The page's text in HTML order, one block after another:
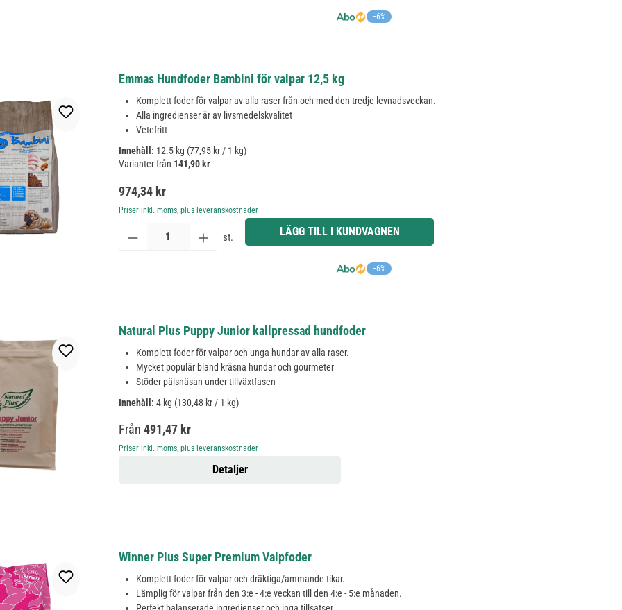
−6%
Emmas Hundfoder Bambini för valpar 12,5 kg
Komplett foder för valpar av alla raser från och med den tredje levnadsveckan.
Alla ingredienser är av livsmedelskvalitet
Vetefritt
Innehåll: 12.5 kg (77,95 kr / 1 kg)
Varianter från 141,90 kr
Ordinarie pris:
974,34 kr
Priser inkl. moms, plus leveranskostnader
−6%
Produktkvantitet: Ange önskat belopp eller använd knapparna för att öka eller minska kvantiteten.
st. LÄGG TILL I KUNDVAGNEN
Natural Plus Puppy Junior kallpressad hundfoder
Komplett foder för valpar och unga hundar av alla raser.
Mycket populär bland kräsna hundar och gourmeter
Stöder pälsnäsan under tillväxtfasen
Innehåll:4 kg (130,48 kr / 1 kg)
Ordinarie pris:
Från491,47 kr
Priser inkl. moms, plus leveranskostnader
Detaljer
Winner Plus Super Premium Valpfoder
Komplett foder för valpar och dräktiga/ammande tikar.
Lämplig för valpar från den 3:e - 4:e veckan till den 4:e - 5:e månaden.